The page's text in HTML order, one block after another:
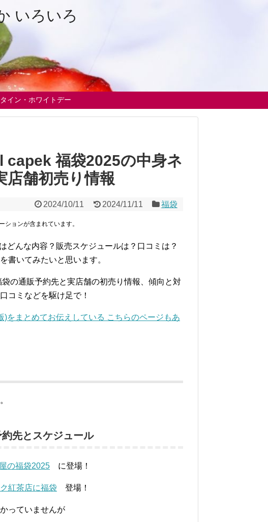
いろいろ
イン・ホワイトデー
福袋2025の中身ネ
店舗初売り情報
2024/10/11 2024/11/11 福袋
ョンが含まれています。
はどんな内容？販売スケジュールは？口コミは？
書いてみたいと思います。
の通販予約先と実店舗の初売り情報、傾向と対
コミなどを駆け足で！
をまとめてお伝えしている こちらのページもあ
先とスケジュール
の福袋2025 に登場！
紅茶店に福袋 登場！
っていませんが